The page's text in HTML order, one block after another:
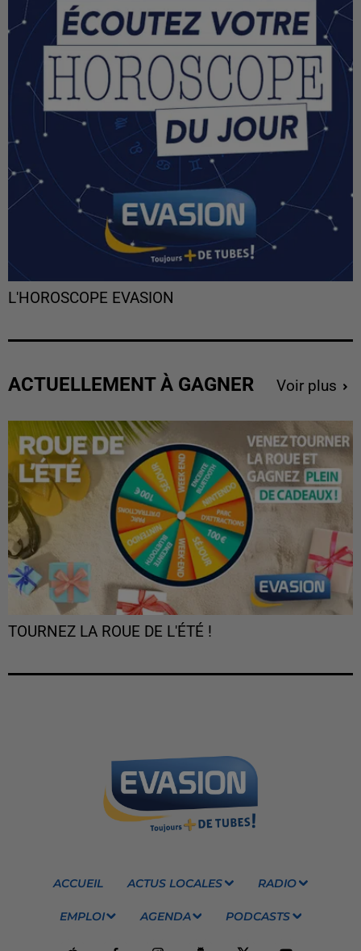
L'HOROSCOPE EVASION
ACTUELLEMENT À GAGNER Voir plus
TOURNEZ LA ROUE DE L'ÉTÉ !
ACCUEIL ACTUS LOCALES RADIO
EMPLOI AGENDA PODCASTS